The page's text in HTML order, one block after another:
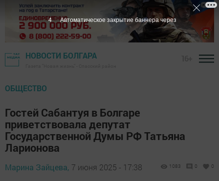
НОВОСТИ БОЛГАРА
ОБЩЕСТВО
Гостей Сабантуя в Болгаре
приветствовала депутат
Государственной Думы РФ Татьяна
Ларионова
Марина Зайцева, 7 июня 2025 - 17:38 1083 0 0
3 Автоматическое закрытие баннера через